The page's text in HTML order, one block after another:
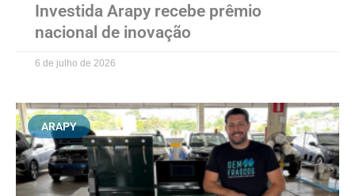
Investida Arapy recebe prêmio
nacional de inovação
6 de julho de 2026
ARAPY